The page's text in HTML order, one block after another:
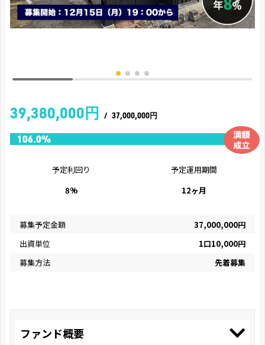
39,380,000円 / 37,000,000円
予定利回り
8%
予定運用期間
12ヶ月
募集予定金額
37,000,000円
出資単位
1口10,000円
募集方法
先着募集
ファンド概要